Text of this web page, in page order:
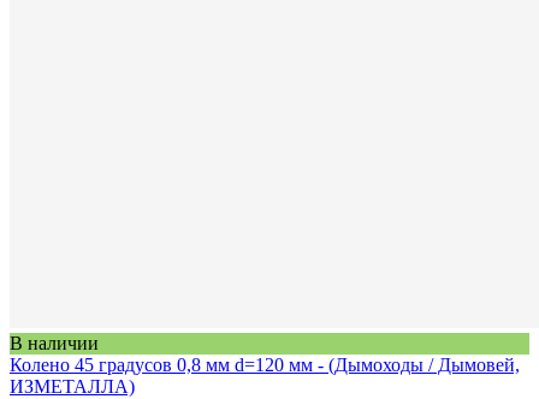
В наличии
Колено 45 градусов 0,8 мм d=120 мм - (Дымоходы / Дымовей,
ИЗМЕТАЛЛА)